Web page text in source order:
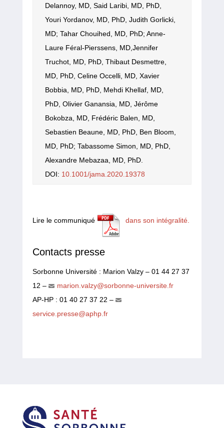
Delannoy, MD, Said Laribi, MD, PhD,
Youri Yordanov, MD, PhD, Judith Gorlicki,
MD; Tahar Chouihed, MD, PhD; Anne-
Laure Féral-Pierssens, MD,Jennifer
Truchot, MD, PhD, Thibaut Desmettre,
MD, PhD, Celine Occelli, MD, Xavier
Bobbia, MD, PhD, Mehdi Khellaf, MD,
PhD, Olivier Ganansia, MD, Jérôme
Bokobza, MD, Frédéric Balen, MD,
Sebastien Beaune, MD, PhD, Ben Bloom,
MD, PhD; Tabassome Simon, MD, PhD,
Alexandre Mebazaa, MD, PhD.
DOI: 10.1001/jama.2020.19378
Lire le communiqué dans son intégralité.
Contacts presse
Sorbonne Université : Marion Valzy – 01 44 27 37
12 –
marion.valzy@sorbonne-universite.fr
AP-HP : 01 40 27 37 22 –
service.presse@aphp.fr